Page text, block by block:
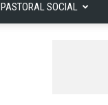
PASTORAL SOCIAL